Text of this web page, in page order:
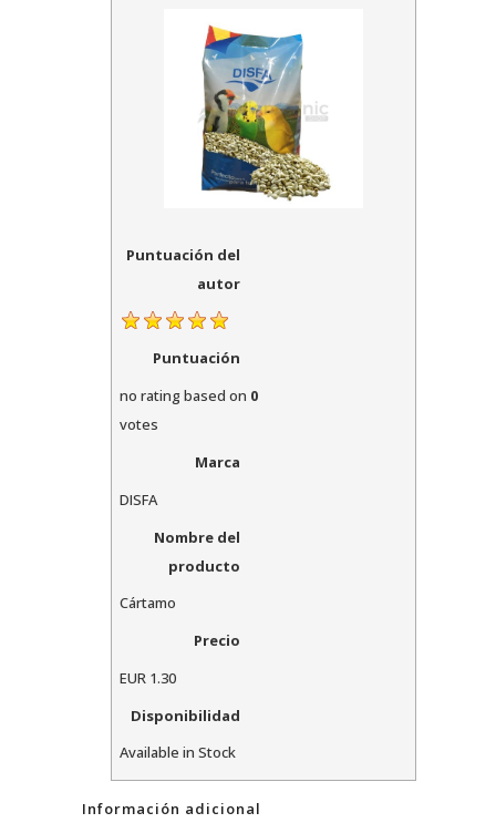
Puntuación del
autor
Puntuación
no ratingbased on 0
votes
Marca
DISFA
Nombre del
producto
Cártamo
Precio
EUR1.30
Disponibilidad
Available in Stock
Información adicional